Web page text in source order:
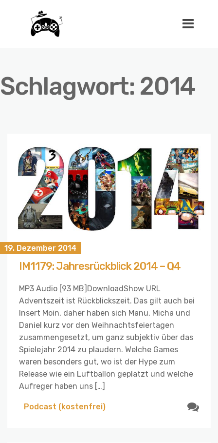
Schlagwort: 2014
19. Dezember 2014
IM1179: Jahresrückblick 2014 – Q4
MP3 Audio [93 MB]DownloadShow URL
Adventszeit ist Rückblickszeit. Das gilt auch bei
Insert Moin, daher haben sich Manu, Micha und
Daniel kurz vor den Weihnachtsfeiertagen
zusammengesetzt, um ganz subjektiv über das
Spielejahr 2014 zu plaudern. Welche Games
waren besonders gut, wo ist der Hype zum
Release wie ein Luftballon geplatzt und welche
Aufreger haben uns […]
Podcast (kostenfrei)